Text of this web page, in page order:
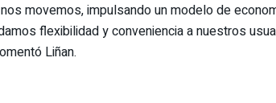
movemos, impulsando un modelo de
flexibilidad y conveniencia a nuestros
Liñan.